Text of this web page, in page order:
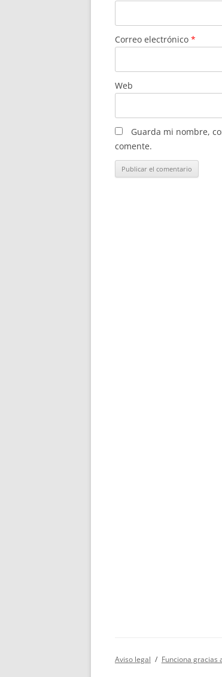
Correo electrónico *
Web
Guarda mi nombre,
comente.
Aviso legal Funciona gracias